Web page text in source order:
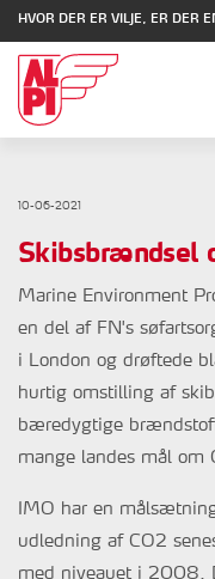
HVOR DER ER VILJE, ER DER
10-06-2021
Skibsbrændsel
Marine Environment
en del af FN's
i London og drøftede
hurtig omstilling af
bæredygtige
mange landes mål
IMO har en
udledning af CO2
med niveauet i 2008.